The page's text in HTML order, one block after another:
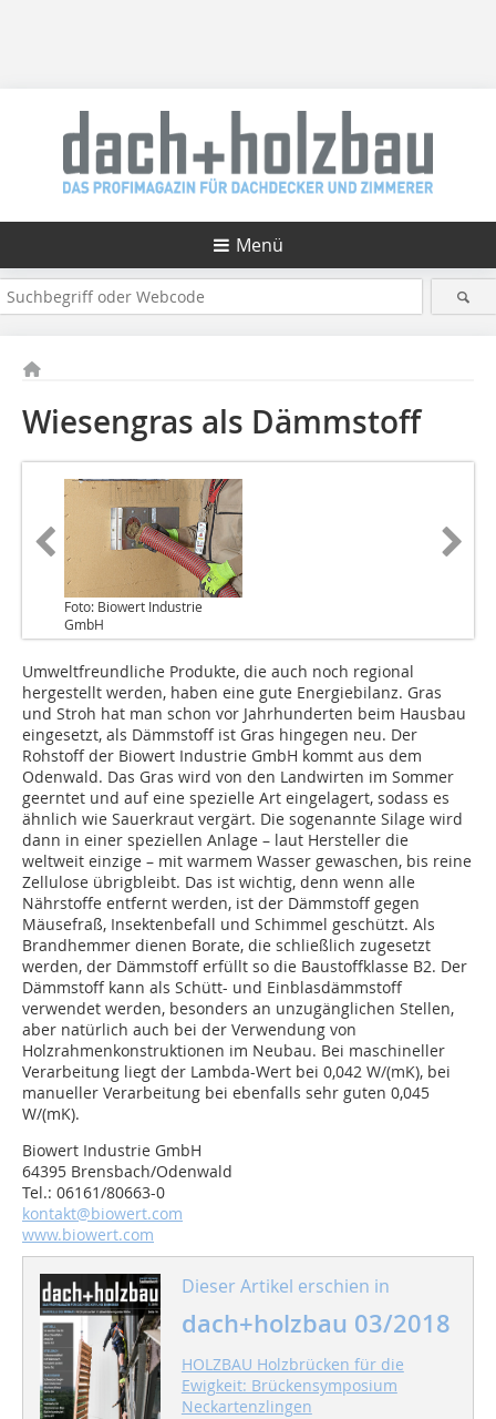
Menü
Wiesengras als Dämmstoff
Foto: Biowert Industrie
GmbH
Umweltfreundliche Produkte, die auch noch regional
hergestellt werden, haben eine gute Energiebilanz. Gras
und Stroh hat man schon vor Jahrhunderten beim Hausbau
eingesetzt, als Dämmstoff ist Gras hingegen neu. Der
Rohstoff der Biowert Industrie GmbH kommt aus dem
Odenwald. Das Gras wird von den Landwirten im Sommer
geerntet und auf eine spezielle Art eingelagert, sodass es
ähnlich wie Sauerkraut vergärt. Die sogenannte Silage wird
dann in einer speziellen Anlage – laut Hersteller die
weltweit einzige – mit warmem Wasser gewaschen, bis reine
Zellulose übrigbleibt. Das ist wichtig, denn wenn alle
Nährstoffe entfernt werden, ist der Dämmstoff gegen
Mäusefraß, Insektenbefall und Schimmel geschützt. Als
Brandhemmer dienen Borate, die schließlich zugesetzt
werden, der Dämmstoff erfüllt so die Baustoffklasse B2. Der
Dämmstoff kann als Schütt- und Einblasdämmstoff
verwendet werden, besonders an unzugänglichen Stellen,
aber natürlich auch bei der Verwendung von
Holzrahmenkonstruktionen im Neubau. Bei maschineller
Verarbeitung liegt der Lambda-Wert bei 0,042 W/(mK), bei
manueller Verarbeitung bei ebenfalls sehr guten 0,045
W/(mK).
Biowert Industrie GmbH
64395 Brensbach/Odenwald
Tel.: 06161/80663-0
kontakt@biowert.com
www.biowert.com
Dieser Artikel erschien in
dach+holzbau 03/2018
HOLZBAU Holzbrücken für die
Ewigkeit: Brückensymposium
Neckartenzlingen